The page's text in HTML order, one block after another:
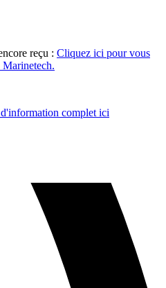
reçu : Cliquez ici pour vous
complet ici